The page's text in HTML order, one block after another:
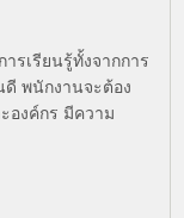
ารเรียนรู้ทั้งจากการ
ดี พนักงานจะต้อง
องค์กร มีความ